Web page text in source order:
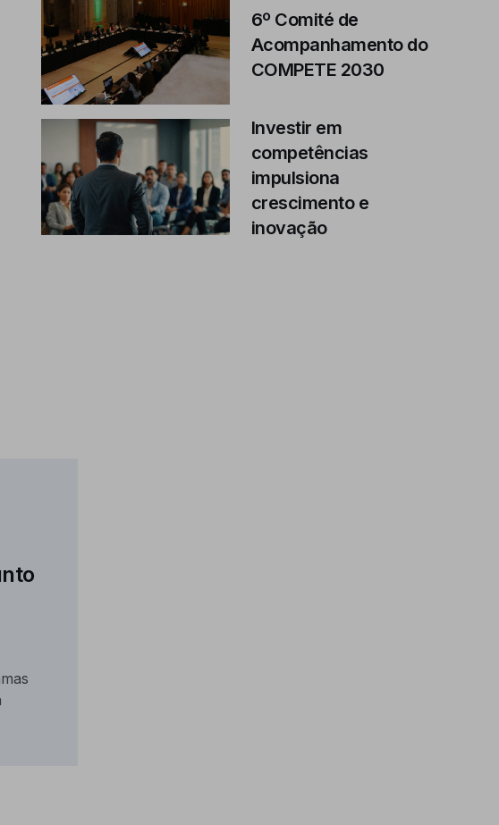
6º Comité de
Acompanhamento do
COMPETE 2030
Investir em
competências
impulsiona
crescimento e
inovação